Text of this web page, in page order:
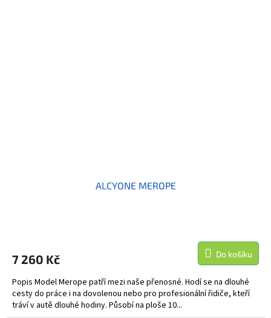
ALCYONE MEROPE
7 260 Kč Do košíku
Popis Model Merope patří mezi naše přenosné. Hodí se na dlouhé
cesty do práce i na dovolenou nebo pro profesionální řidiče, kteří
tráví v autě dlouhé hodiny. Působí na ploše 10...